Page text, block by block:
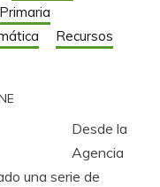
Recursos
Desde la
Agencia
una serie de